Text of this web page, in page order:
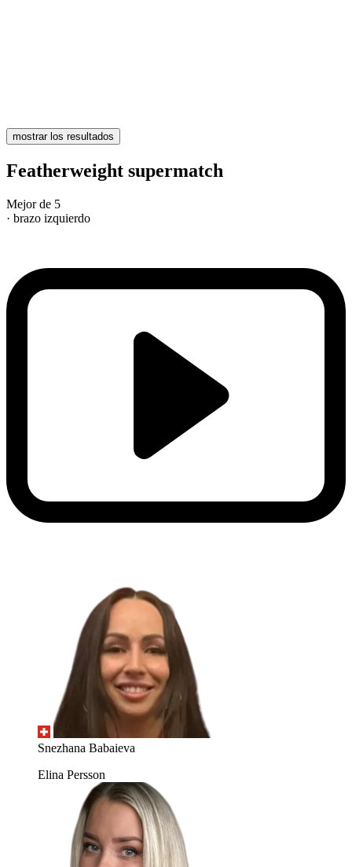
mostrar los resultados
Featherweight supermatch
Mejor de 5
· brazo izquierdo
Snezhana Babaieva
Elina Persson